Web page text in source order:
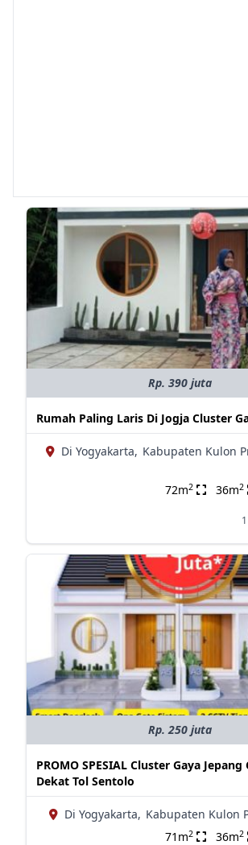
Rp. 390 juta
Rumah Paling Laris Di Jogja Cluster
Di Yogyakarta, Kabupaten Kulon
72m2 36m2
Rp. 250 juta
PROMO SPESIAL Cluster Gaya
Dekat Tol Sentolo
Di Yogyakarta, Kabupaten Kulon
71m2 36m2